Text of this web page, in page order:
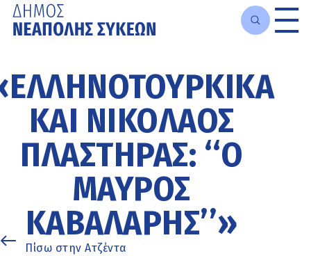
κυρίως
περιεχόμενο
ΚΑΙ ΝΙΚΌΛΑΟΣ
ΠΛΑΣΤΉΡΑΣ: ‘‘Ο
ΜΑΎΡΟΣ
ΚΑΒΑΛΆΡΗΣ’’»
Πίσω στην Ατζέντα